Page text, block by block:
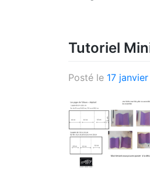
Tutoriel
Posté le 17